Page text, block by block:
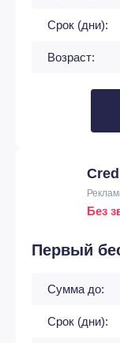
Срок (дни):
Возраст:
Без
Первый
Сумма до:
Срок (дни):